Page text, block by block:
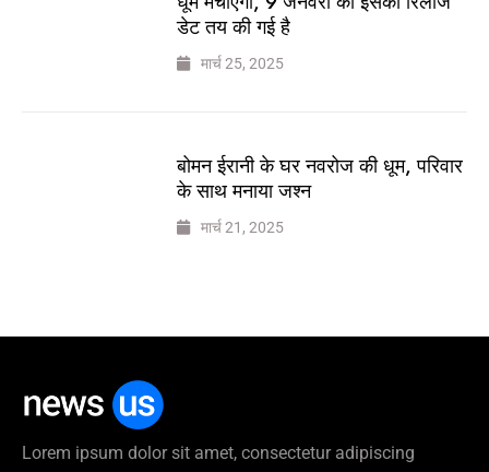
डेट तय की गई है
मार्च 25, 2025
बोमन ईरानी के घर नवरोज की धूम, परिवार
के साथ मनाया जश्न
मार्च 21, 2025
Lorem ipsum dolor sit amet, consectetur adipiscing